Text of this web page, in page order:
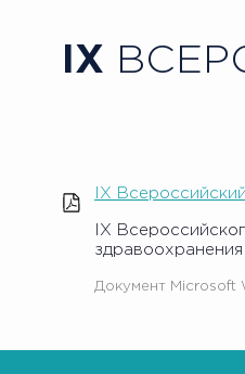
IX
IX
IХ
Документ Microsoft